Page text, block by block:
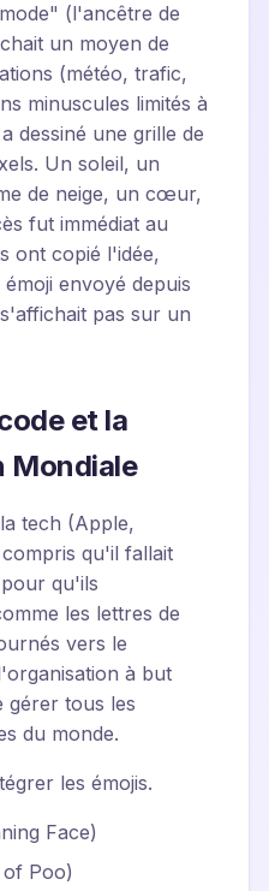
(l'ancêtre de
un moyen de
(météo, trafic,
minuscules limités à
dessiné une grille de
Un soleil, un
de neige, un cœur,
fut immédiat au
ont copié l'idée,
envoyé depuis
pas sur un
et la
Mondiale
tech (Apple,
qu'il fallait
qu'ils
les lettres de
vers le
à but
gérer tous les
du monde.
les émojis.
Face)
Poo)